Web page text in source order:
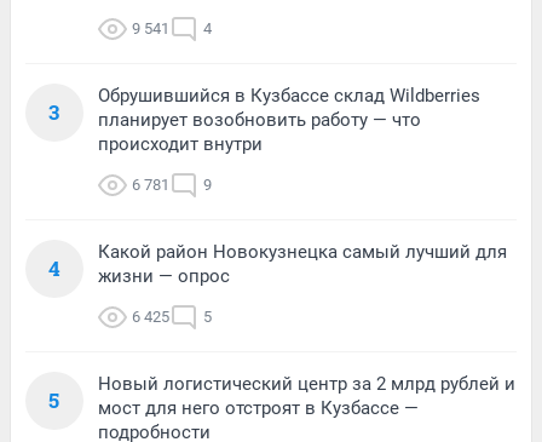
9 541 4
3
Обрушившийся в Кузбассе склад Wildberries
планирует возобновить работу — что
происходит внутри
6 781 9
4
Какой район Новокузнецка самый лучший для
жизни — опрос
6 425 5
5
Новый логистический центр за 2 млрд рублей и
мост для него отстроят в Кузбассе —
подробности